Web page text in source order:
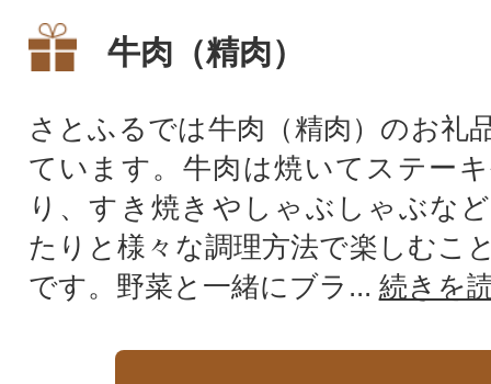
牛肉（精肉）
さとふるでは牛肉（精肉）のお礼
ています。牛肉は焼いてステー
り、すき焼きやしゃぶしゃぶな
たりと様々な調理方法で楽しむこ
です。野菜と一緒にブラ... 続きを